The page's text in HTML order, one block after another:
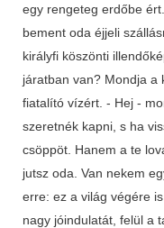
egy rengeteg erdőbe
bement oda éjjeli
királyfi köszönti
járatban van? Mondja a
fiatalító vízért. - Hej -
szeretnék kapni, s ha
csöppöt. Hanem a te
jutsz oda. Van nekem
erre: ez a világ végére
nagy jóindulatát, felül a